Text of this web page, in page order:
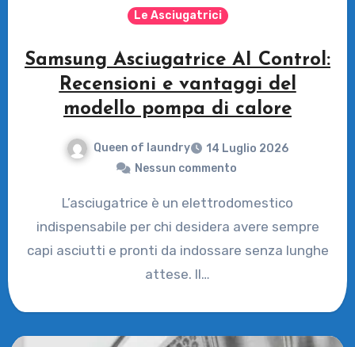
Le Asciugatrici
Samsung Asciugatrice AI Control:
Recensioni e vantaggi del
modello pompa di calore
Queen of laundry
14 Luglio 2026
Nessun commento
L’asciugatrice è un elettrodomestico
indispensabile per chi desidera avere sempre
capi asciutti e pronti da indossare senza lunghe
attese. Il…